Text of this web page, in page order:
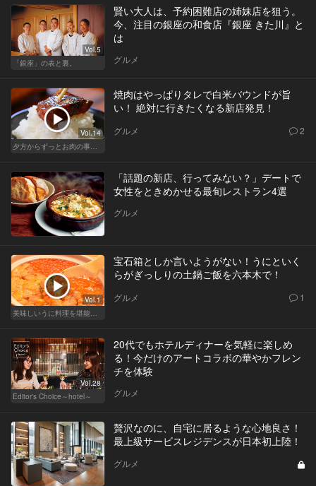
Vol.5
「銀座」の表と裏。
賢い大人は、予約困難店の姉妹店を狙う。
今、注目の銀座の和食店『銀座 きた川』と
は
グルメ
Vol.14
焼肉はやっぱりタレで白米バウンドが旨
い！ 絶対に行きたくなる新店発見！
グルメ 2
「話題の新店、行ってみない？」デートで
女性をときめかせる最旬レストラン4選
グルメ
Vol.1
宝石箱としか言いようがない！うにといく
らがぎっしりの土鍋ご飯を六本木で！
グルメ 1
Vol.28
Editor's Choice～hotel～
20代でもホテルディナーを気軽に楽しめ
る！今だけのアートコラボの華やかフレン
チを体験
グルメ
贅沢なのに、自宅に居るような心地良さ！
最上級サービスレジデンスが日本初上陸！
グルメ